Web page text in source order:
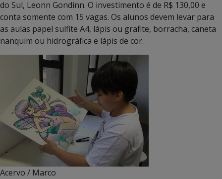
do Sul, Leonn Gondinn. O investimento é de R$ 130,00 e
conta somente com 15 vagas. Os alunos devem levar para
as aulas papel sulfite A4, lápis ou grafite, borracha, caneta
nanquim ou hidrográfica e lápis de cor.
Acervo / Marco